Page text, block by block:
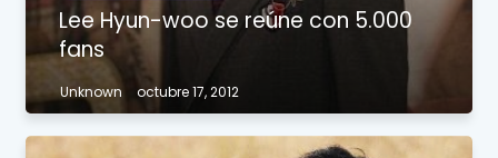
Lee Hyun-woo se reúne con 5.000
fans
Unknown octubre 17, 2012